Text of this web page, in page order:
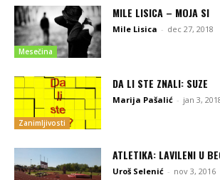
Mesečina
MILE LISICA – MOJA SI
Mile Lisica - dec 27, 2018
Zanimljivosti
DA LI STE ZNALI: SUZE
Marija Pašalić - jan 3,
ATLETIKA: LAVILENI U
Uroš Selenić - nov 3, 2016